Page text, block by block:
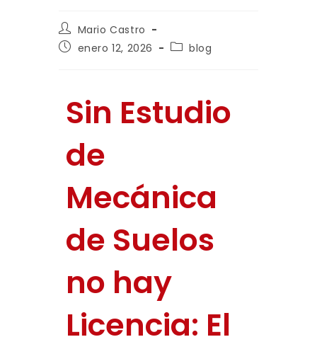
Mario Castro
enero 12, 2026
blog
Sin Estudio
de
Mecánica
de Suelos
no hay
Licencia: El